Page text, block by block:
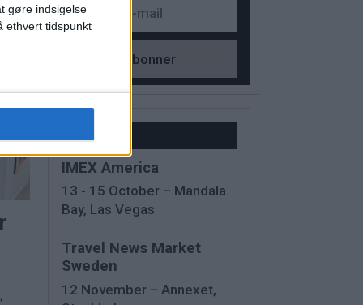
gøre indsigelse
ethvert tidspunkt
Kalender
IMEX America
13 - 15 October – Mandala
Bay, Las Vegas
Travel News Market
Sweden
12 November – Annexet,